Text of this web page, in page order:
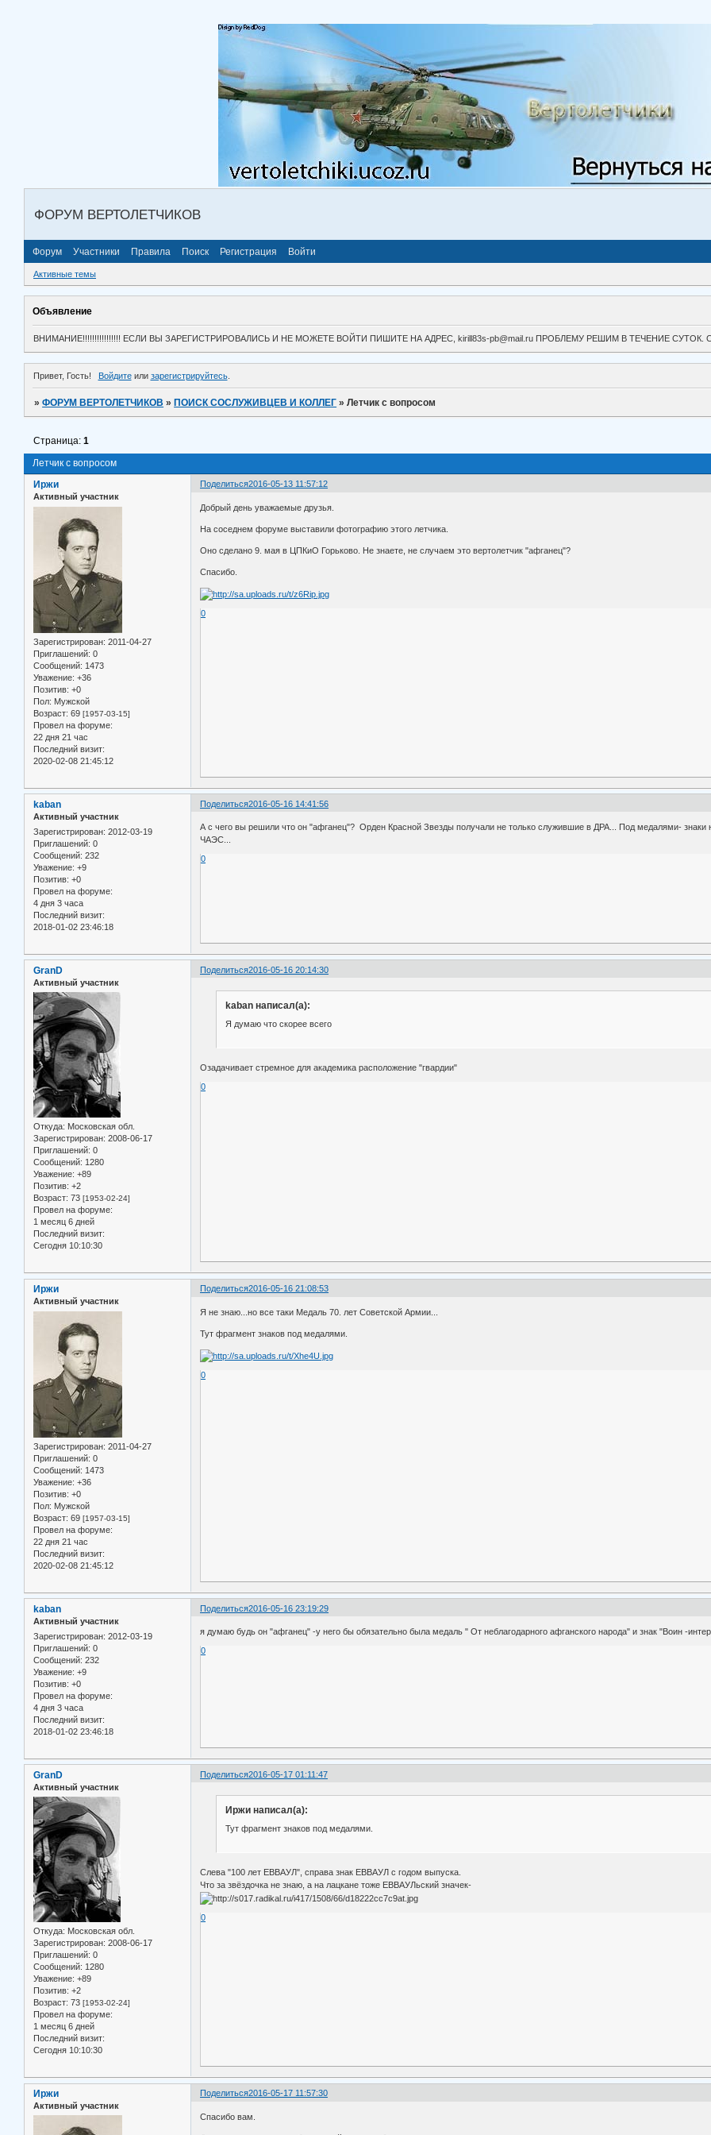
ФОРУМ ВЕРТОЛЕТЧИКОВ
Форум Участники Правила Поиск Регистрация Войти
Активные темы
Объявление
ВНИМАНИЕ!!!!!!!!!!!!!!!! ЕСЛИ ВЫ ЗАРЕГИСТРИРОВАЛИСЬ И НЕ МОЖЕТЕ ВОЙТИ ПИШИТЕ НА АДРЕС, kirill83s-pb@mail.ru ПРОБЛЕМУ РЕШИМ В ТЕЧЕНИЕ
Привет, Гость! Войдитеили зарегистрируйтесь.
»ФОРУМ ВЕРТОЛЕТЧИКОВ » ПОИСК СОСЛУЖИВЦЕВ И КОЛЛЕГ »Летчик с вопросом
Летчик с вопросом
Страница:1
Поделиться2016-05-13 11:57:12
Иржи
Активный участник
Зарегистрирован: 2011-04-27
Приглашений: 0
Сообщений: 1473
Уважение: +36
Позитив: +0
Пол: Мужской
Возраст: 69 [1957-03-15]
Провел на форуме:
22 дня 21 час
Последний визит:
2020-02-08 21:45:12
Добрый день уважаемые друзья.
На соседнем форуме выставили фотографию этого летчика.
Оно сделано 9. мая в ЦПКиО Горьково. Не знаете, не случаем это вертолетчик "афганец"?
Спасибо.
0
Поделиться2016-05-16 14:41:56
kaban
Активный участник
Зарегистрирован: 2012-03-19
Приглашений: 0
Сообщений: 232
Уважение: +9
Позитив: +0
Провел на форуме:
4 дня 3 часа
Последний визит:
2018-01-02 23:46:18
А с чего вы решили что он "афганец"? Орден Красной Звезды получали не только служившие в ДРА... Под медалями- знаки
ЧАЭС...
0
Поделиться2016-05-16 20:14:30
GranD
Активный участник
Откуда: Московская обл.
Зарегистрирован: 2008-06-17
Приглашений: 0
Сообщений: 1280
Уважение: +89
Позитив: +2
Возраст: 73 [1953-02-24]
Провел на форуме:
1 месяц 6 дней
Последний визит:
Сегодня 10:10:30
kaban написал(а):
Я думаю что скорее всего
Озадачивает стремное для академика расположение "гвардии"
0
Поделиться2016-05-16 21:08:53
Иржи
Активный участник
Зарегистрирован: 2011-04-27
Приглашений: 0
Сообщений: 1473
Уважение: +36
Позитив: +0
Пол: Мужской
Возраст: 69 [1957-03-15]
Провел на форуме:
22 дня 21 час
Последний визит:
2020-02-08 21:45:12
Я не знаю...но все таки Медаль 70. лет Советской Армии...
Тут фрагмент знаков под медалями.
0
Поделиться2016-05-16 23:19:29
kaban
Активный участник
Зарегистрирован: 2012-03-19
Приглашений: 0
Сообщений: 232
Уважение: +9
Позитив: +0
Провел на форуме:
4 дня 3 часа
Последний визит:
2018-01-02 23:46:18
я думаю будь он "афганец" -у него бы обязательно была медаль " От неблагодарного афганского народа" и знак "Воин -
0
Поделиться2016-05-17 01:11:47
GranD
Активный участник
Откуда: Московская обл.
Зарегистрирован: 2008-06-17
Приглашений: 0
Сообщений: 1280
Уважение: +89
Позитив: +2
Возраст: 73 [1953-02-24]
Провел на форуме:
1 месяц 6 дней
Последний визит:
Сегодня 10:10:30
Иржи написал(а):
Тут фрагмент знаков под медалями.
Слева "100 лет ЕВВАУЛ", справа знак ЕВВАУЛ с годом выпуска.
Что за звёздочка не знаю, а на лацкане тоже ЕВВАУЛьский значек-
0
Поделиться2016-05-17 11:57:30
Иржи
Активный участник
Спасибо вам.